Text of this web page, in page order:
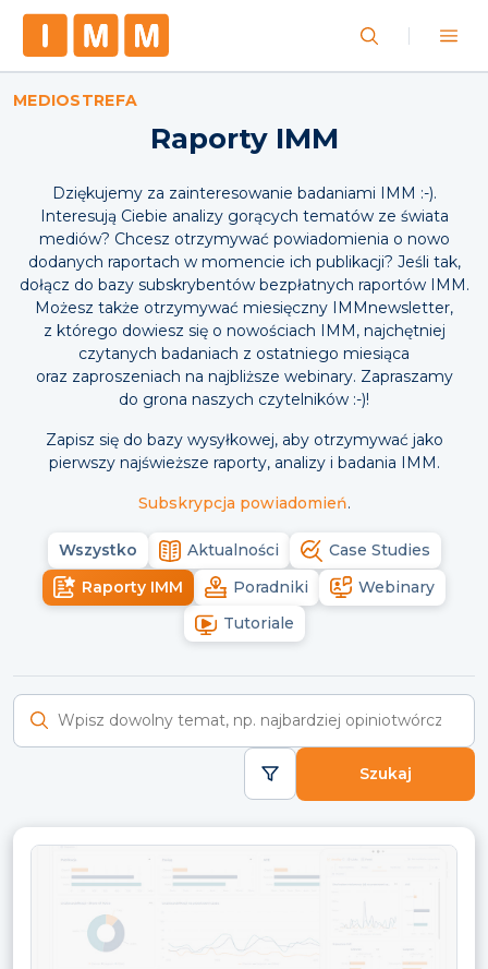
MEDIOSTREFA
Raporty IMM
Dziękujemy za zainteresowanie badaniami IMM :-).
Interesują Ciebie analizy gorących tematów ze świata
mediów? Chcesz otrzymywać powiadomienia o nowo
dodanych raportach w momencie ich publikacji? Jeśli tak,
dołącz do bazy subskrybentów bezpłatnych raportów IMM.
Możesz także otrzymywać miesięczny IMMnewsletter,
z którego dowiesz się o nowościach IMM, najchętniej
czytanych badaniach z ostatniego miesiąca
oraz zaproszeniach na najbliższe webinary. Zapraszamy
do grona naszych czytelników :-)!
Zapisz się do bazy wysyłkowej, aby otrzymywać jako
pierwszy najświeższe raporty, analizy i badania IMM.
Subskrypcja powiadomień.
Wszystko Aktualności
Case Studies
Raporty IMM
Poradniki
Webinary
Tutoriale
Szukaj